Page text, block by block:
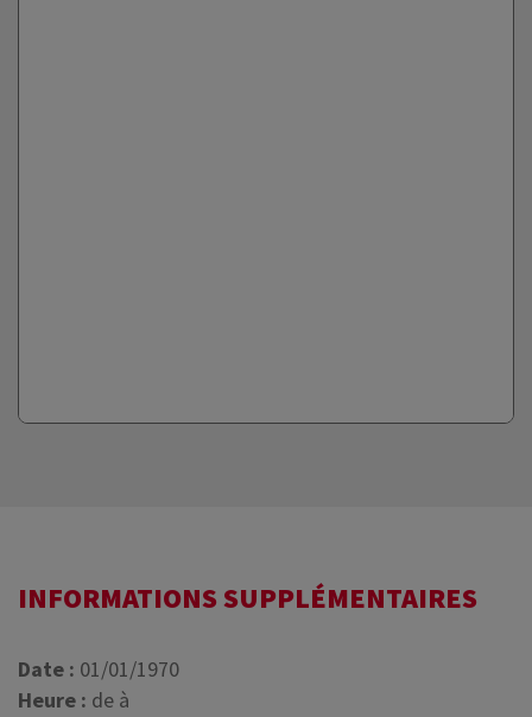
INFORMATIONS SUPPLÉMENTAIRES
Date : 01/01/1970
Heure : de à